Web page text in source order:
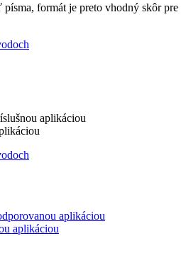
formát je preto vhodný skôr pre
aplikáciou
aplikáciou
aplikáciou